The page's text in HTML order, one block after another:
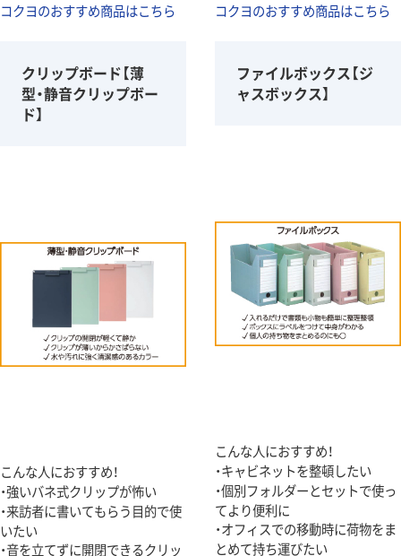
コクヨのおすすめ商品はこちら コクヨのおすすめ商品はこちら
クリップボード【薄
型・静音クリップボー
ド】
こんな人におすすめ！
・強いバネ式クリップが怖い
・来訪者に書いてもらう目的で使
いたい
・音を立てずに開閉できるクリッ
ファイルボックス【ジ
ャスボックス】
こんな人におすすめ！
・キャビネットを整頓したい
・個別フォルダーとセットで使っ
てより便利に
・オフィスでの移動時に荷物をま
とめて持ち運びたい